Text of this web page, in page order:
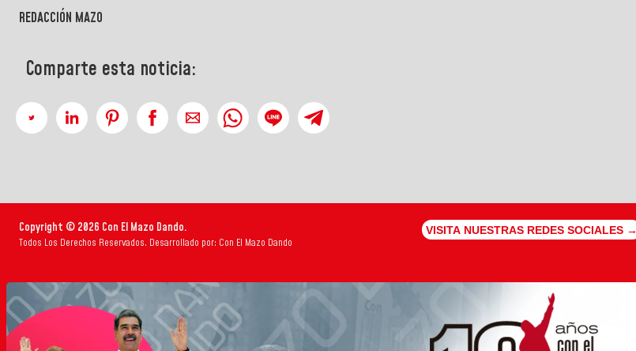
REDACCIÓN MAZO
Comparte esta noticia:
Copyright © 2026 Con El Mazo Dando.
Todos Los Derechos Reservados. Desarrollado por: Con El Mazo Dando
VISITA NUESTRAS REDES SOCIALES →